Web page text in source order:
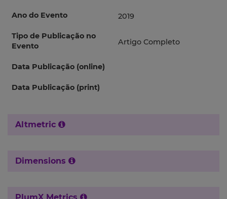
Ano do Evento 2019
Tipo de Publicação no
Evento
Artigo Completo
Data Publicação (online)
Data Publicação (print)
Altmetric
Dimensions